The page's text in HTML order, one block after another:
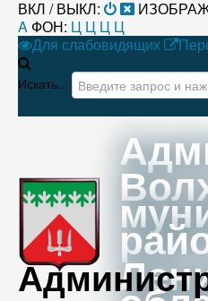
ВКЛ / ВЫКЛ:
A ФОН: Ц Ц Ц Ц
Для слабовидящих
Искать...